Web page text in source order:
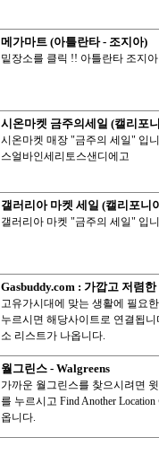
메가마트 (아틀란타 - 조지아)
밑장소를 클릭 !! 아틀란타 조지아
시온마켓 금주의세일 (캘리포
시온마켓 매장 "금주의 세일" 입
스얼바인세리토스샌디에고
갤러리아 마켓 세일 (캘리포니
갤러리아 마켓 "금주의 세일" 입
Gasbuddy.com : 가깝고 저렴
고유가시대에 맞는 생활에 필요
누르시면 해당사이트로 연결됩
소 리스트가 나옵니다.
월그린스 - Walgreens
가까운 월그린스를 찾으시려면
를 누르시고 Find Another
옵니다.